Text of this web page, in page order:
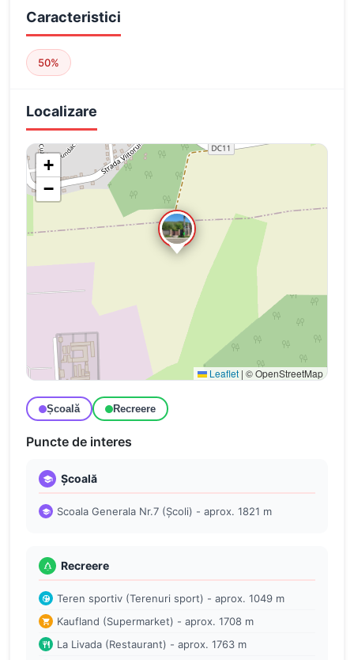
Caracteristici
50%
Localizare
+
−
Leaflet | © OpenStreetMap
Școală Recreere
Puncte de interes
Școală
Scoala Generala Nr.7 (Școli) - aprox. 1821 m
Recreere
Teren sportiv (Terenuri sport) - aprox. 1049 m
Kaufland (Supermarket) - aprox. 1708 m
La Livada (Restaurant) - aprox. 1763 m